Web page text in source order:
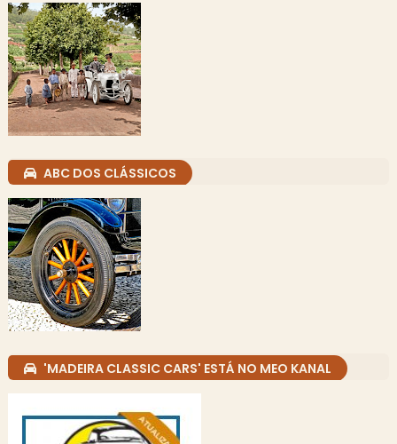
ABC DOS CLÁSSICOS
'MADEIRA CLASSIC CARS' ESTÁ NO MEO KANAL